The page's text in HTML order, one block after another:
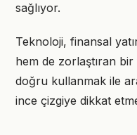
sağlıyor.
Teknoloji, finansal
hem de zorlaştıran
doğru kullanmak ile
ince çizgiye dikkat